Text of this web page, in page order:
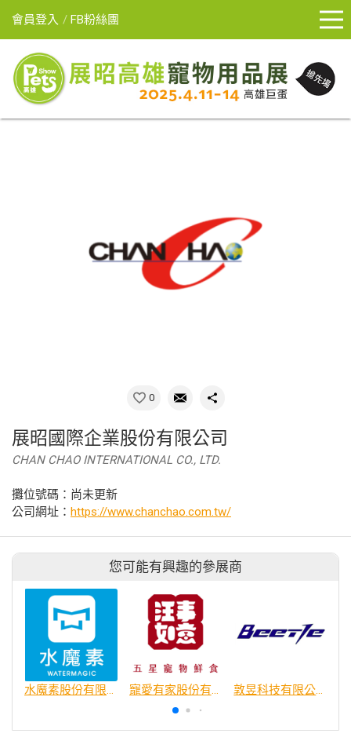
會員登入 FB粉絲團
0
展昭國際企業股份有限公司
CHAN CHAO INTERNATIONAL CO., LTD.
攤位號碼：尚未更新
公司網址： https://www.chanchao.com.tw/
您可能有興趣的參展商
水魔素股份有限公司 寵愛有家股份有限公司 敦昱科技有限公司